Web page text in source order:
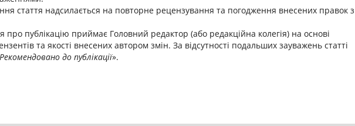
стаття надсилається на повторне рецензування та погодження внесених правок з
про публікацію приймає Головний редактор (або редакційна колегія) на основі
та якості внесених автором змін. За відсутності подальших зауважень статті
Рекомендовано до публікації».